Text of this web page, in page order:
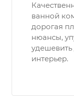
ванной
дорогая
нюансы,
интерьер.